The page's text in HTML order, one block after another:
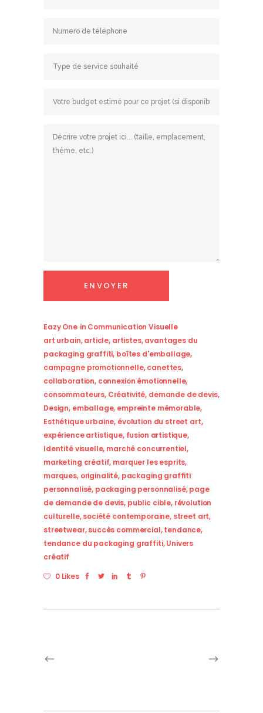
Eazy One in Communication Visuelle
art urbain,article, artistes,avantages du
packaging graffiti, boîtes d'emballage,
campagne promotionnelle,canettes,
collaboration, connexion émotionnelle,
consommateurs, Créativité, demande de devis,
Design, emballage, empreinte mémorable,
Esthétique urbaine, évolution du street art,
expérience artistique, fusion artistique,
Identité visuelle, marché concurrentiel,
marketing créatif, marquer les esprits,
marques, originalité, packaging graffiti
personnalisé, packaging personnalisé,page
de demande de devis, public cible, révolution
culturelle,société contemporaine, street art,
streetwear,succès commercial,tendance,
tendance du packaging graffiti,Univers
créatif
0 Likes